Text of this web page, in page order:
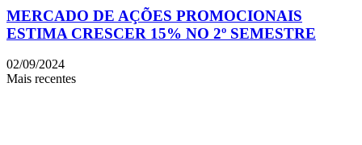
MERCADO DE AÇÕES PROMOCIONAIS
ESTIMA CRESCER 15% NO 2º SEMESTRE
02/09/2024
Mais recentes